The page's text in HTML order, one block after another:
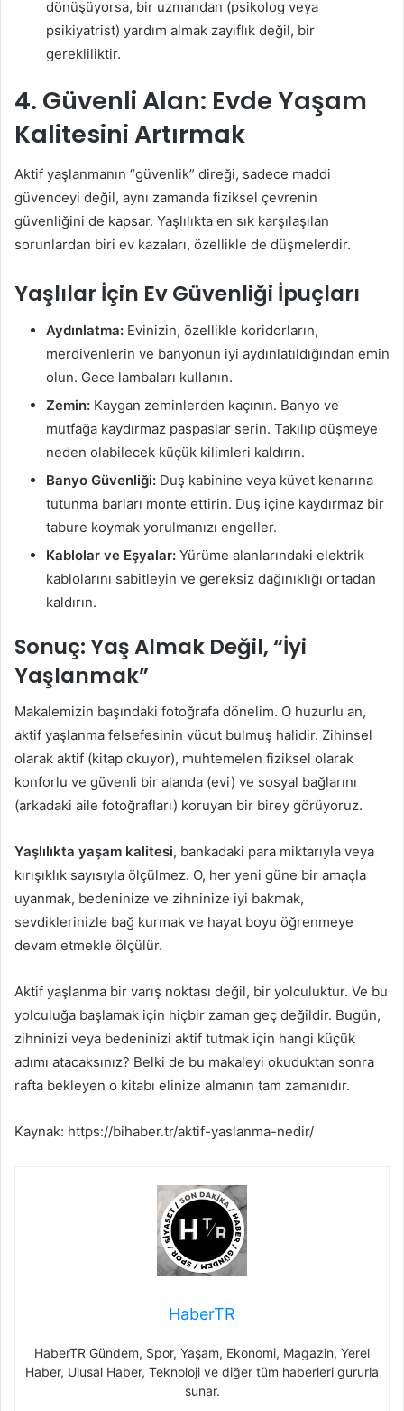
dönüşüyorsa, bir uzmandan (psikolog veya
psikiyatrist) yardım almak zayıflık değil, bir
gerekliliktir.
4. Güvenli Alan: Evde Yaşam
Kalitesini Artırmak
Aktif yaşlanmanın “güvenlik” direği, sadece maddi
güvenceyi değil, aynı zamanda fiziksel çevrenin
güvenliğini de kapsar. Yaşlılıkta en sık karşılaşılan
sorunlardan biri ev kazaları, özellikle de düşmelerdir.
Yaşlılar İçin Ev Güvenliği İpuçları
Aydınlatma: Evinizin, özellikle koridorların,
merdivenlerin ve banyonun iyi aydınlatıldığından emin
olun. Gece lambaları kullanın.
Zemin: Kaygan zeminlerden kaçının. Banyo ve
mutfağa kaydırmaz paspaslar serin. Takılıp düşmeye
neden olabilecek küçük kilimleri kaldırın.
Banyo Güvenliği: Duş kabinine veya küvet kenarına
tutunma barları monte ettirin. Duş içine kaydırmaz bir
tabure koymak yorulmanızı engeller.
Kablolar ve Eşyalar: Yürüme alanlarındaki elektrik
kablolarını sabitleyin ve gereksiz dağınıklığı ortadan
kaldırın.
Sonuç: Yaş Almak Değil, “İyi
Yaşlanmak”
Makalemizin başındaki fotoğrafa dönelim. O huzurlu an,
aktif yaşlanma felsefesinin vücut bulmuş halidir. Zihinsel
olarak aktif (kitap okuyor), muhtemelen fiziksel olarak
konforlu ve güvenli bir alanda (evi) ve sosyal bağlarını
(arkadaki aile fotoğrafları) koruyan bir birey görüyoruz.
Yaşlılıkta yaşam kalitesi, bankadaki para miktarıyla veya
kırışıklık sayısıyla ölçülmez. O, her yeni güne bir amaçla
uyanmak, bedeninize ve zihninize iyi bakmak,
sevdiklerinizle bağ kurmak ve hayat boyu öğrenmeye
devam etmekle ölçülür.
Aktif yaşlanma bir varış noktası değil, bir yolculuktur. Ve bu
yolculuğa başlamak için hiçbir zaman geç değildir. Bugün,
zihninizi veya bedeninizi aktif tutmak için hangi küçük
adımı atacaksınız? Belki de bu makaleyi okuduktan sonra
rafta bekleyen o kitabı elinize almanın tam zamanıdır.
Kaynak: https://bihaber.tr/aktif-yaslanma-nedir/
HaberTR
HaberTR Gündem, Spor, Yaşam, Ekonomi, Magazin, Yerel
Haber, Ulusal Haber, Teknoloji ve diğer tüm haberleri gururla
sunar.